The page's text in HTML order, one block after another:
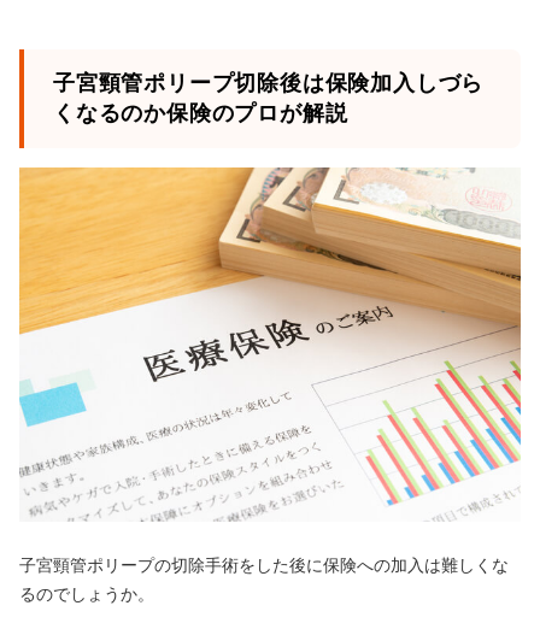
子宮頸管ポリープ切除後は保険加入しづら
くなるのか保険のプロが解説
子宮頸管ポリープの切除手術をした後に保険への加入は難しくな
るのでしょうか。